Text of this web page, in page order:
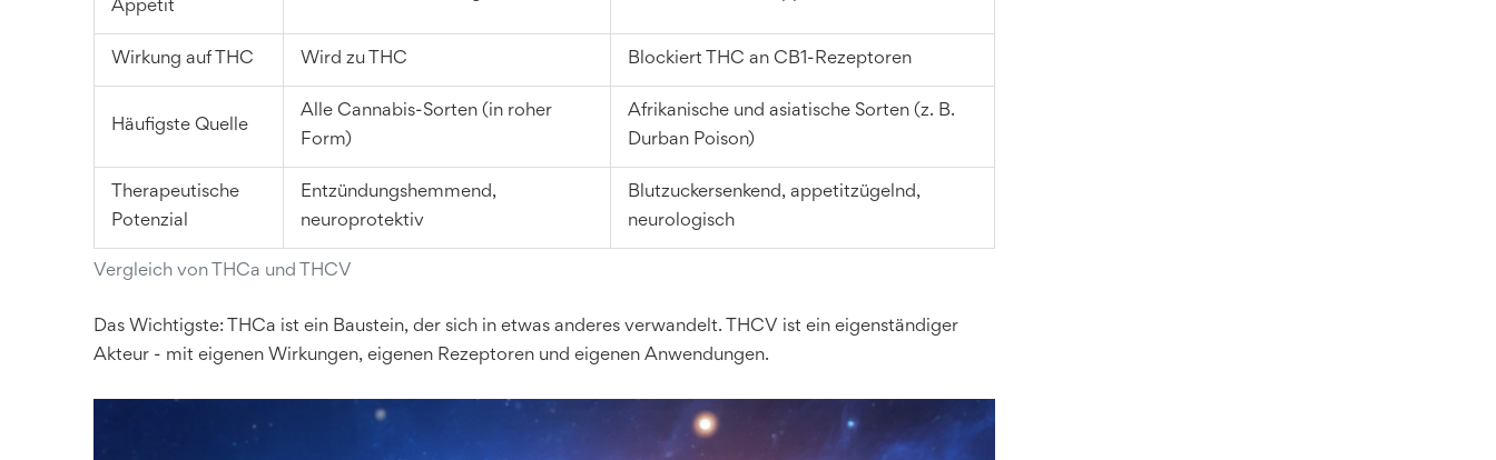
Vergleich von THCa und THCV
Appetit
Wirkung auf THC Wird zu THC Blockiert THC an CB1-Rezeptoren
Häufigste Quelle
Alle Cannabis-Sorten (in roher
Form)
Afrikanische und asiatische Sorten (z. B.
Durban Poison)
Therapeutische
Potenzial
Entzündungshemmend,
neuroprotektiv
Blutzuckersenkend, appetitzügelnd,
neurologisch
Das Wichtigste: THCa ist ein Baustein, der sich in etwas anderes verwandelt. THCV ist ein eigenständiger
Akteur - mit eigenen Wirkungen, eigenen Rezeptoren und eigenen Anwendungen.